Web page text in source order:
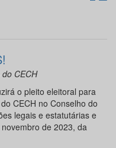
CECH
o pleito eleitoral para
CECH no Conselho do
legais e estatutárias e
de 2023, da